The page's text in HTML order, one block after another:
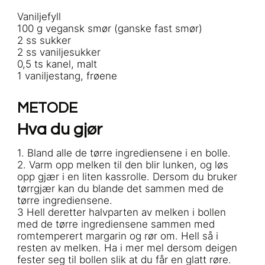
Vaniljefyll
100 g vegansk smør (ganske fast smør)
2 ss sukker
2 ss vaniljesukker
0,5 ts kanel, malt
1 vaniljestang, frøene
METODE
Hva du gjør
1. Bland alle de tørre ingrediensene i en bolle.
2. Varm opp melken til den blir lunken, og løs
opp gjær i en liten kassrolle. Dersom du bruker
tørrgjær kan du blande det sammen med de
tørre ingrediensene.
3 Hell deretter halvparten av melken i bollen
med de tørre ingrediensene sammen med
romtemperert margarin og rør om. Hell så i
resten av melken. Ha i mer mel dersom deigen
fester seg til bollen slik at du får en glatt røre.